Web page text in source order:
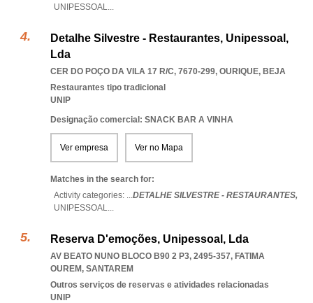
UNIPESSOAL...
Detalhe Silvestre - Restaurantes, Unipessoal,
Lda
CER DO POÇO DA VILA 17 R/C, 7670-299, OURIQUE, BEJA
Restaurantes tipo tradicional
UNIP
Designação comercial: SNACK BAR A VINHA
Ver empresa Ver no Mapa
Matches in the search for:
Activity categories: ...DETALHE SILVESTRE - RESTAURANTES,
UNIPESSOAL...
Reserva D'emoções, Unipessoal, Lda
AV BEATO NUNO BLOCO B90 2 P3, 2495-357, FATIMA
OUREM, SANTAREM
Outros serviços de reservas e atividades relacionadas
UNIP